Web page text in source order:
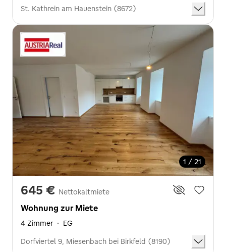
St. Kathrein am Hauenstein (8672)
1 / 21
645 € Nettokaltmiete
Wohnung zur Miete
4 Zimmer · EG
Dorfviertel 9, Miesenbach bei Birkfeld (8190)